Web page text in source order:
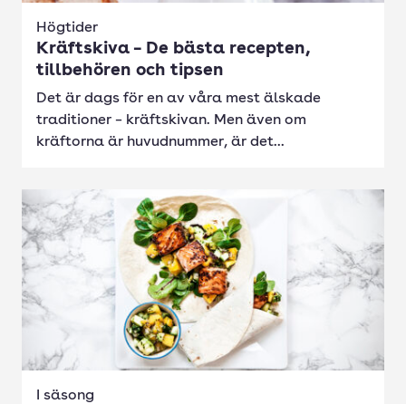
Högtider
Kräftskiva – De bästa recepten,
tillbehören och tipsen
Det är dags för en av våra mest älskade
traditioner – kräftskivan. Men även om
kräftorna är huvudnummer, är det...
I säsong